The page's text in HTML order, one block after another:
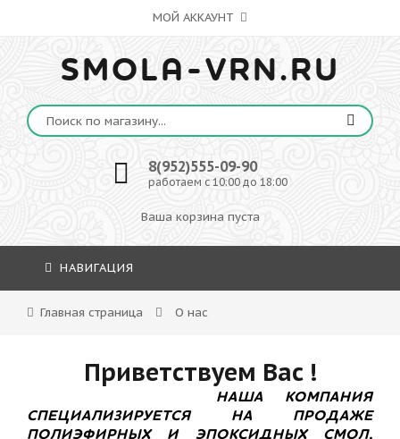
МОЙ АККАУНТ
SMOLA-VRN.RU
8(952)555-09-90
работаем с 10:00 до 18:00
Ваша корзина пуста
НАВИГАЦИЯ
Главная страница О нас
Приветствуем Вас !
НАША КОМПАНИЯ
СПЕЦИАЛИЗИРУЕТСЯ НА ПРОДАЖЕ
ПОЛИЭФИРНЫХ И ЭПОКСИДНЫХ СМОЛ,